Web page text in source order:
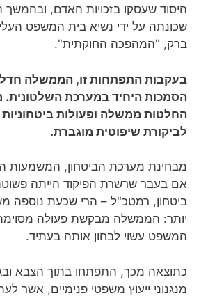
היסוד שעסקו בזכויות האדם,
שכונתה על ידי נשיא בית המשפט
ברק, "המהפכה החוקתית".
בעקבות התפתחות זו, הממשלה
הסמכות היחיד במערכת
החלטות ממשלה ופעולות ביטחוניות
לביקורת שיפוטית מוגברת.
מבחינת מערכת הביטחון, המשמעות
אם בעבר שרשרת הפיקוד הייתה
ביטחון, רמטכ"ל – הרי שכעת נוספה
יותר: הממשלה מבקשת פעולה
המשפט עשוי לבחון אותה בעתיד.
כתוצאה מכך, התפתחו בתוך הצבא
מנגנוני ייעוץ משפטי פנימיים, אשר